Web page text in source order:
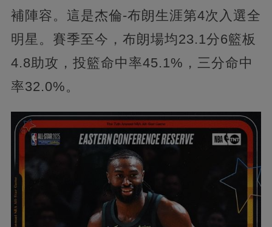
補陣容。這是杰倫-布朗生涯第4次入選全
明星。賽季至今，布朗場均23.1分6籃板
4.8助攻，投籃命中率45.1%，三分命中
率32.0%。